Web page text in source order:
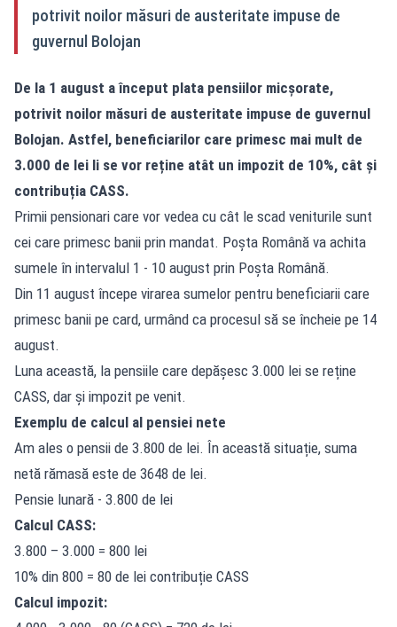
potrivit noilor măsuri de austeritate impuse de
guvernul Bolojan
De la 1 august a început plata pensiilor micșorate,
potrivit noilor măsuri de austeritate impuse de guvernul
Bolojan. Astfel, beneficiarilor care primesc mai mult de
3.000 de lei li se vor reține atât un impozit de 10%, cât și
contribuția CASS.
Primii pensionari care vor vedea cu cât le scad veniturile sunt
cei care primesc banii prin mandat. Poșta Română va achita
sumele în intervalul 1 - 10 august prin Poșta Română.
Din 11 august începe virarea sumelor pentru beneficiarii care
primesc banii pe card, urmând ca procesul să se încheie pe 14
august.
Luna această, la pensiile care depășesc 3.000 lei se reține
CASS, dar și impozit pe venit.
Exemplu de calcul al pensiei nete
Am ales o pensii de 3.800 de lei. În această situație, suma
netă rămasă este de 3648 de lei.
Pensie lunară - 3.800 de lei
Calcul CASS:
3.800 – 3.000 = 800 lei
10% din 800 = 80 de lei contribuție CASS
Calcul impozit: